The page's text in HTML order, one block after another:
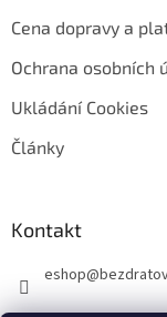
Cena dopravy a
Ochrana osobních
Ukládání Cookies
Články
Kontakt
eshop@